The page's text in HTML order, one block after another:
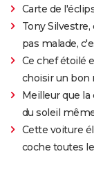
Carte de
Tony
pas malade,
Ce chef étoilé
choisir un bon
Meilleur que
du soleil
Cette voiture
coche toutes